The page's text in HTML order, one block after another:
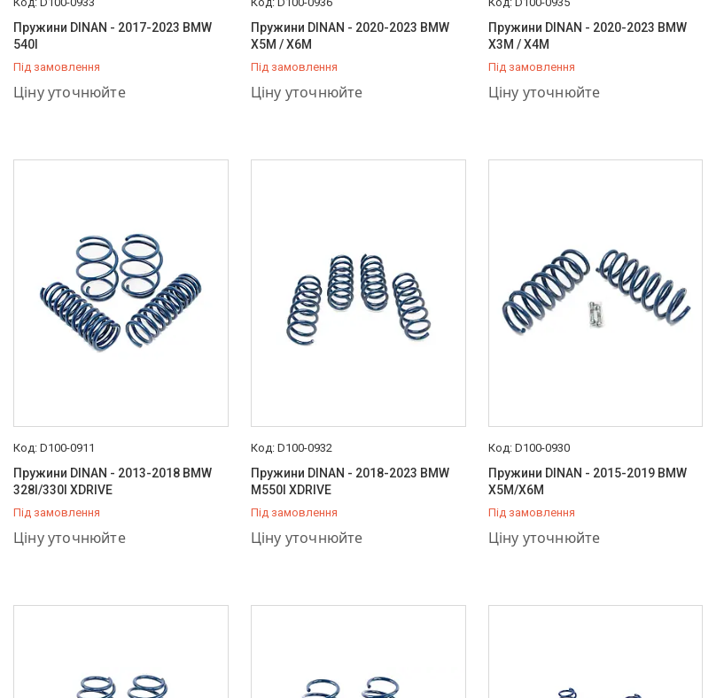
Пружини DINAN - 2017-2023 BMW
540I
Під замовлення
Ціну уточнюйте
+380 (66) 757-37-36
Пружини DINAN - 2020-2023 BMW
X5M / X6M
Під замовлення
Ціну уточнюйте
+380 (66) 757-37-36
Пружини DINAN - 2020-2023 BMW
X3M / X4M
Під замовлення
Ціну уточнюйте
+380 (66) 757-37-36
D100-0911
Пружини DINAN - 2013-2018 BMW
328I/330I XDRIVE
Під замовлення
Ціну уточнюйте
+380 (66) 757-37-36
D100-0932
Пружини DINAN - 2018-2023 BMW
M550I XDRIVE
Під замовлення
Ціну уточнюйте
+380 (66) 757-37-36
D100-0930
Пружини DINAN - 2015-2019 BMW
X5M/X6M
Під замовлення
Ціну уточнюйте
+380 (66) 757-37-36